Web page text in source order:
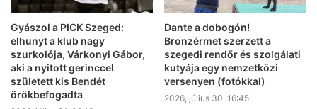
Gyászol a PICK Szeged:
elhunyt a klub nagy
szurkolója, Várkonyi Gábor,
aki a nyitott gerinccel
született kis Bendét
örökbefogadta
Dante a dobogón!
Bronzérmet szerzett a
szegedi rendőr és szolgálati
kutyája egy nemzetközi
versenyen (fotókkal)
2026, július 30. 16:45